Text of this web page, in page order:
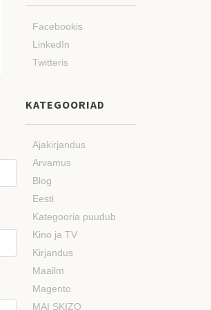
Facebookis
LinkedIn
Twitteris
KATEGOORIAD
Ajakirjandus
Arvamus
Blog
Eesti
Kategooria puudub
Kino ja TV
Kirjandus
Maailm
Magento
MAI SKIZO